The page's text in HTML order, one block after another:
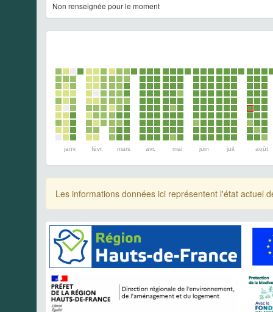
Non renseignée pour le moment
janv. févr. mars avr. mai juin juil. août
Les informations données ici représentent l'état actuel